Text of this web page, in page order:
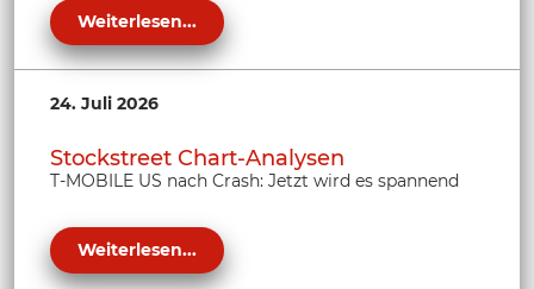
Weiterlesen...
24. Juli 2026
Stockstreet Chart-Analysen
T-MOBILE US nach Crash: Jetzt wird es spannend
Weiterlesen...